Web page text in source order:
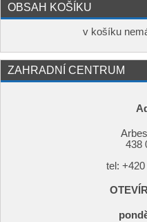
OBSAH KOŠÍKU
v košíku
ZAHRADNÍ CENTRUM
438
tel: +420